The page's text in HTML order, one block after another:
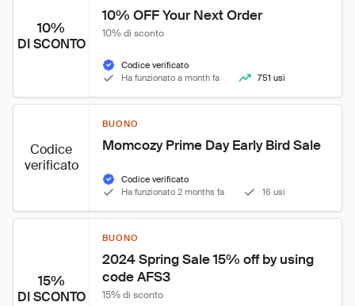
10%
DI SCONTO
10% OFF Your Next Order
10% di sconto
Codice verificato
Ha funzionato a month fa
751 usi
Codice
verificato
BUONO
Momcozy Prime Day Early Bird Sale
Codice verificato
Ha funzionato 2 months fa
16 usi
15%
DI SCONTO
BUONO
2024 Spring Sale 15% off by using
code AFS3
15% di sconto